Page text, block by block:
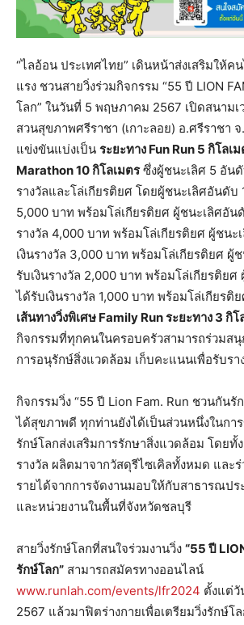
“ไลอ้อน ประเทศไทย” เดินหน้าส่งเสริมให้
แรง ชวนสายวิ่งร่วมกิจกรรม “55 ปี LION
โลก” ในวันที่ 5 พฤษภาคม 2567 เปิดสนาม
สวนสุขภาพศรีราชา (เกาะลอย) อ.ศรีราชา
แข่งขันแบ่งเป็น ระยะทาง Fun Run 5 กิโลเ
Marathon 10 กิโลเมตรซึ่งผู้ชนะเลิศ 5 อัน
รางวัลและโล่เกียรติยศ โดยผู้ชนะเลิศอันดับ
5,000 บาท พร้อมโล่เกียรติยศ ผู้ชนะเลิศอัน
รางวัล 4,000 บาท พร้อมโล่เกียรติยศ ผู้ชน
เงินรางวัล 3,000 บาท พร้อมโล่เกียรติยศ ผู้
รับเงินรางวัล 2,000 บาท พร้อมโล่เกียรติย
ได้รับเงินรางวัล 1,000 บาท พร้อมโล่เกียรติ
เส้นทางวิ่งพิเศษ Family Run ระยะทาง 3 กิโ
กิจกรรมที่ทุกคนในครอบครัวสามารถร่วมสนุ
การอนุรักษ์สิ่งแวดล้อม เก็บคะแนนเพื่อรับรา
กิจกรรมวิ่ง “55 ปี Lion Fam. Run ชวนกันรั
ได้สุขภาพดี ทุกท่านยังได้เป็นส่วนหนึ่งในกา
รักษ์โลกส่งเสริมการรักษาสิ่งแวดล้อม โดยทั้
รางวัล ผลิตมาจากวัสดุรีไซเคิลทั้งหมด และ
รายได้จากการจัดงานมอบให้กับสาธารณป
และหน่วยงานในพื้นที่จังหวัดชลบุรี
สายวิ่งรักษ์โลกที่สนใจร่วมงานวิ่ง “55 ปี
รักษ์โลก” สามารถสมัครทางออนไลน์
www.runlah.com/events/lfr2024 ตั้งแต่วั
2567 แล้วมาฟิตร่างกายเพื่อเตรียมวิ่งรักษ์โ